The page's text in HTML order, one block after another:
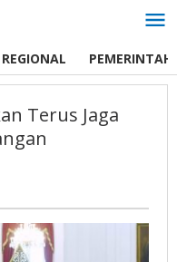
REGIONAL
Terus Jaga